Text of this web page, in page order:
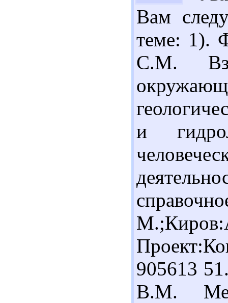
Вам
теме: 1).
С.М.
и
905613
В.М.